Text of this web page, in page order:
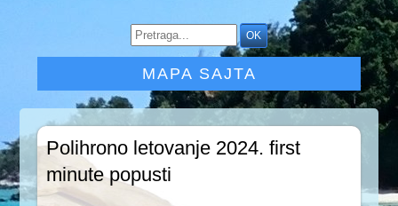
MAPA SAJTA
Polihrono letovanje 2024. first
minute popusti